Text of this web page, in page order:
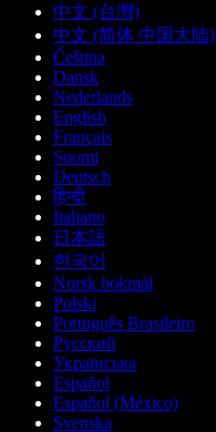
中文 (台灣)
中文 (简体 中国大陆)
Čeština
Dansk
Nederlands
English
Français
Suomi
Deutsch
हिन्दी
Italiano
日本語
한국어
Norsk bokmål
Polski
Português Brasileiro
Русский
Українська
Español
Español (México)
Svenska